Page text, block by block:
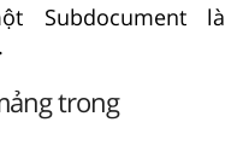
Subdocument là
.
trong